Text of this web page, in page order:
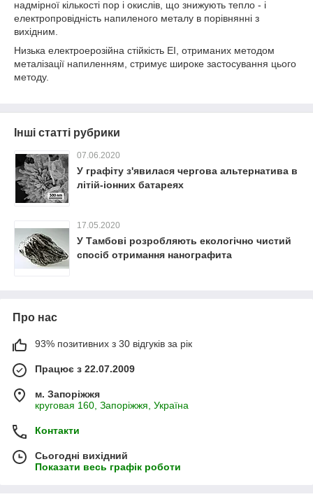
надмірної кількості пор і окислів, що знижують тепло - і
електропровідність напиленого металу в порівнянні з
вихідним.
Низька електроерозійна стійкість ЕІ, отриманих методом
металізації напиленням, стримує широке застосування цього
методу.
Інші статті рубрики
07.06.2020
У графіту з'явилася чергова альтернатива в
літій-іонних батареях
17.05.2020
У Тамбові розробляють екологічно чистий
спосіб отримання нанографита
Про нас
93% позитивних з 30 відгуків за рік
Працює з 22.07.2009
м. Запоріжжя
круговая 160, Запоріжжя, Україна
Контакти
Сьогодні вихідний
Показати весь графік роботи